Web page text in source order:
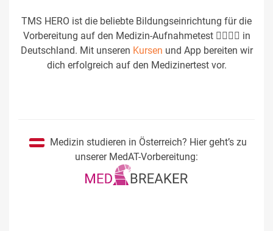
TMS HERO ist die beliebte Bildungseinrichtung für die
Vorbereitung auf den Medizin-Aufnahmetest 👩‍⚕️👨‍⚕️ in
Deutschland. Mit unseren Kursen und App bereiten wir
dich erfolgreich auf den Medizinertest vor.
Medizin studieren in Österreich? Hier geht’s zu
unserer MedAT-Vorbereitung: